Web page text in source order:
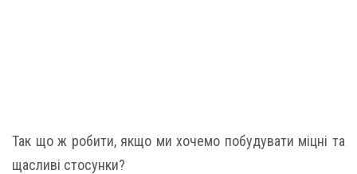
Так що ж робити, якщо ми хочемо побудувати міцні та
щасливі стосунки?